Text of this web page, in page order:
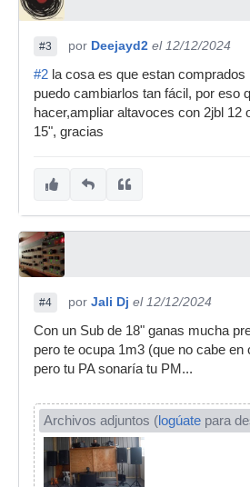
#3 por Deejayd2 el 12/12/2024
#2 la cosa es que estan
puedo cambiarlos tan fácil, por eso
hacer,ampliar altavoces con 2jbl 12
15", gracias
#4 por Jali Dj el 12/12/2024
Con un Sub de 18" ganas mucha
pero te ocupa 1m3 (que no cabe en
pero tu PA sonaría tu PM...
Archivos adjuntos (logúate para